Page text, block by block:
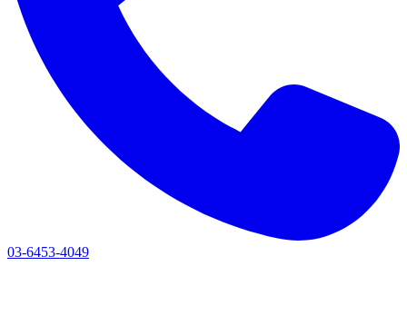
03-6453-4049